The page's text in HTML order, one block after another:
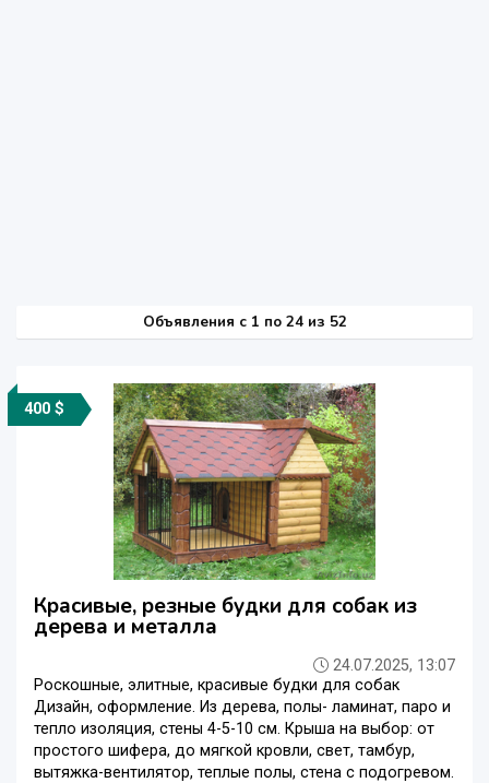
Объявления c 1 по 24 из 52
400 $
Красивые, резные будки для собак из
дерева и металла
24.07.2025, 13:07
Роскошные, элитные, красивые будки для собак
Дизайн, оформление. Из дерева, полы- ламинат, паро и
тепло изоляция, стены 4-5-10 см. Крыша на выбор: от
простого шифера, до мягкой кровли, свет, тамбур,
вытяжка-вентилятор, теплые полы, стена с подогревом.